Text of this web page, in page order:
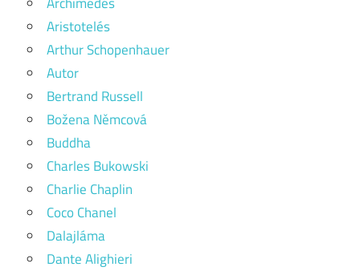
Aristotelés
Arthur Schopenhauer
Autor
Bertrand Russell
Božena Němcová
Buddha
Charles Bukowski
Charlie Chaplin
Coco Chanel
Dalajláma
Dante Alighieri